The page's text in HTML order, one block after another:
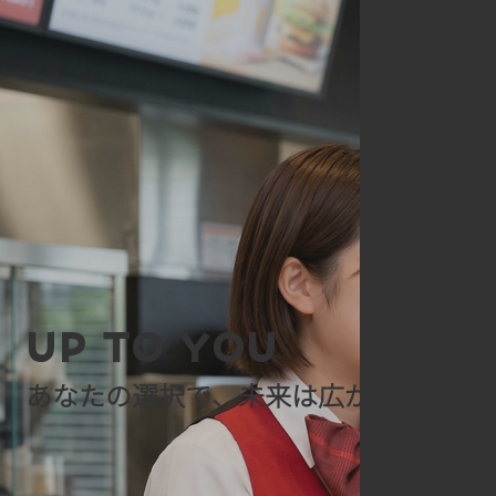
UP TO YOU
あなたの選択で、未来は広がる